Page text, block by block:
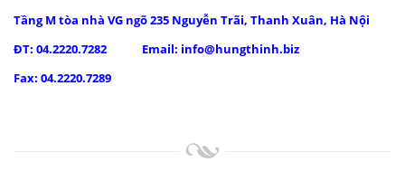
Tầng M tòa nhà VG ngõ 235 Nguyễn Trãi, Thanh Xuân, Hà Nội
ĐT: 04.2220.7282 Email: info@hungthinh.biz
Fax: 04.2220.7289